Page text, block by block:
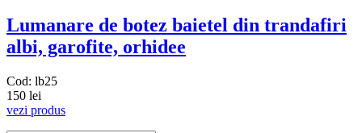
Lumanare de botez baietel din trandafiri
albi, garofite, orhidee
Cod: lb25
150 lei
vezi produs